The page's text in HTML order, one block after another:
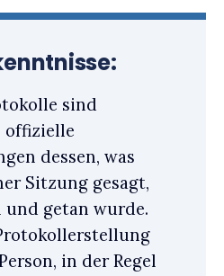
sind
offizielle
dessen, was
Sitzung gesagt,
und getan wurde.
in der Regel